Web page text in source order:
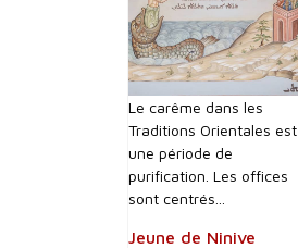
Le carême dans les
Traditions Orientales est
une période de
purification. Les offices
sont centrés...
Jeune de Ninive